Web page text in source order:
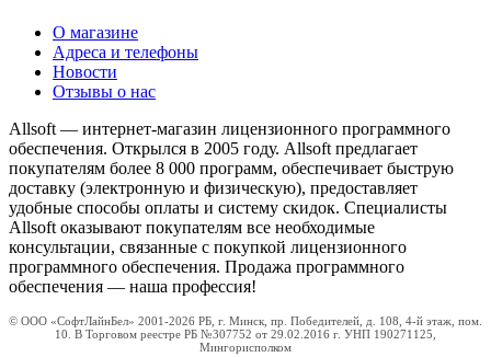
О магазине
Адреса и телефоны
Новости
Отзывы о нас
Allsoft — интернет-магазин лицензионного программного
обеспечения. Открылся в 2005 году. Allsoft предлагает
покупателям более 8 000 программ, обеспечивает быструю
доставку (электронную и физическую), предоставляет
удобные способы оплаты и систему скидок. Специалисты
Allsoft оказывают покупателям все необходимые
консультации, связанные с покупкой лицензионного
программного обеспечения. Продажа программного
обеспечения — наша профессия!
© ООО «СофтЛайнБел» 2001-2026 РБ, г. Минск, пр. Победителей, д. 108, 4-й этаж, пом.
10. В Торговом реестре РБ №307752 от 29.02.2016 г. УНП 190271125,
Мингорисполком